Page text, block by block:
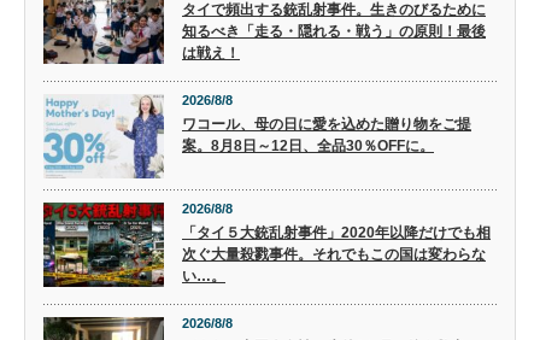
タイで頻出する銃乱射事件。生きのびるために
知るべき「走る・隠れる・戦う」の原則！最後
は戦え！
2026/8/8
ワコール、母の日に愛を込めた贈り物をご提
案。8月8日～12日、全品30％OFFに。
2026/8/8
「タイ５大銃乱射事件」2020年以降だけでも相
次ぐ大量殺戮事件。それでもこの国は変わらな
い…。
2026/8/8